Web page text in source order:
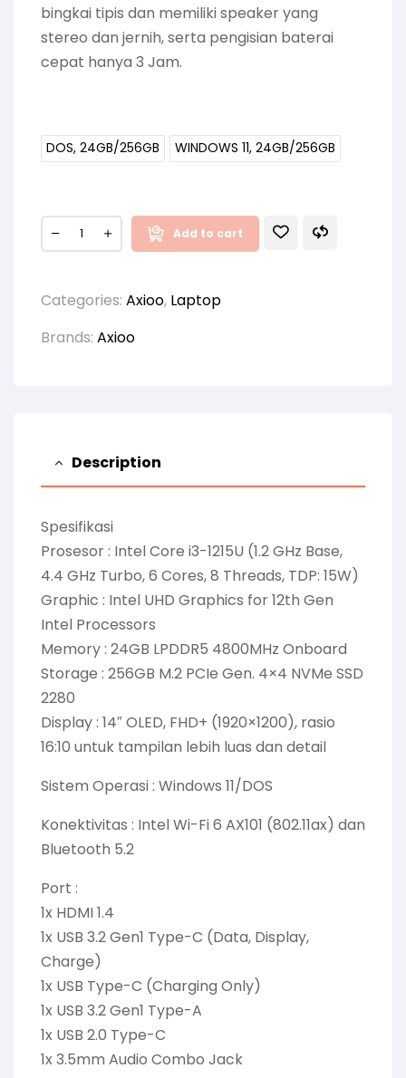
bingkai tipis dan memiliki speaker yang
stereo dan jernih, serta pengisian baterai
cepat hanya 3 Jam.
DOS, 24GB/256GB WINDOWS 11, 24GB/256GB
Add to cart
Categories: Axioo, Laptop
Brands: Axioo
Description
Spesifikasi
Prosesor : Intel Core i3-1215U (1.2 GHz Base,
4.4 GHz Turbo, 6 Cores, 8 Threads, TDP: 15W)
Graphic : Intel UHD Graphics for 12th Gen
Intel Processors
Memory : 24GB LPDDR5 4800MHz Onboard
Storage : 256GB M.2 PCIe Gen. 4×4 NVMe SSD
2280
Display : 14″ OLED, FHD+ (1920×1200), rasio
16:10 untuk tampilan lebih luas dan detail
Sistem Operasi : Windows 11/DOS
Konektivitas : Intel Wi-Fi 6 AX101 (802.11ax) dan
Bluetooth 5.2
Port :
1x HDMI 1.4
1x USB 3.2 Gen1 Type-C (Data, Display,
Charge)
1x USB Type-C (Charging Only)
1x USB 3.2 Gen1 Type-A
1x USB 2.0 Type-C
1x 3.5mm Audio Combo Jack